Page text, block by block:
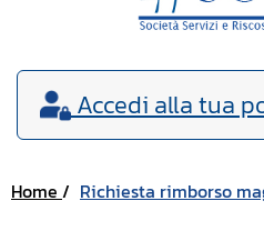
Accedi alla tua
Home Richiesta rimborso